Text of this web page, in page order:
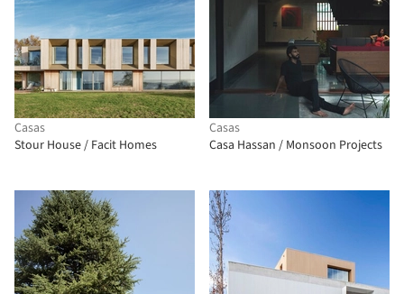
Casas
Stour House / Facit Homes
Casas
Casa Hassan / Monsoon Projects